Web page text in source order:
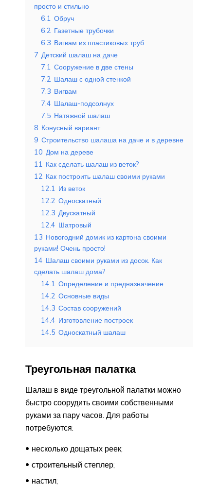
просто и стильно
6.1 Обруч
6.2 Газетные трубочки
6.3 Вигвам из пластиковых труб
7 Детский шалаш на даче
7.1 Сооружение в две стены
7.2 Шалаш с одной стенкой
7.3 Вигвам
7.4 Шалаш-подсолнух
7.5 Натяжной шалаш
8 Конусный вариант
9 Строительство шалаша на даче и в деревне
10 Дом на дереве
11 Как сделать шалаш из веток?
12 Как построить шалаш своими руками
12.1 Из веток
12.2 Односкатный
12.3 Двускатный
12.4 Шатровый
13 Новогодний домик из картона своими
руками! Очень просто!
14 Шалаш своими руками из досок. Как
сделать шалаш дома?
14.1 Определение и предназначение
14.2 Основные виды
14.3 Состав сооружений
14.4 Изготовление построек
14.5 Односкатный шалаш
Треугольная палатка
Шалаш в виде треугольной палатки можно
быстро соорудить своими собственными
руками за пару часов. Для работы
потребуются:
несколько дощатых реек;
строительный степлер;
настил;